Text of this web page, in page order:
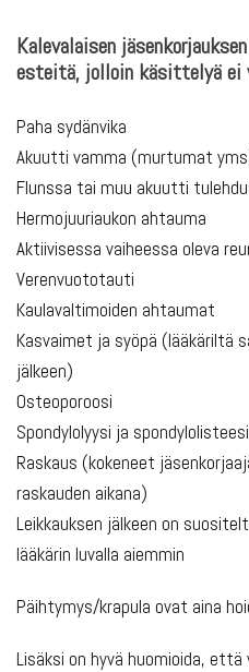
Kalevalaisen
esteitä, jolloin käsittelyä ei
Paha sydänvika
Akuutti vamma (murtumat
Flunssa tai muu akuutti
Hermojuuriaukon ahtauma
Aktiivisessa vaiheessa oleva
Verenvuototauti
Kaulavaltimoiden ahtaumat
Kasvaimet ja syöpä (lääkäriltä
jälkeen)
Osteoporoosi
Spondylolyysi ja spondylolisteesi
Raskaus (kokeneet
raskauden aikana)
Leikkauksen jälkeen on
lääkärin luvalla aiemmin
Päihtymys/krapula ovat aina
Lisäksi on hyvä huomioida,